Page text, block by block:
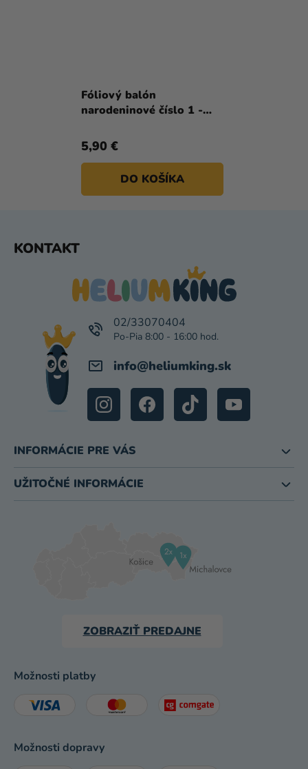
Fóliový balón
narodeninové číslo 1 -
5,90 €
DO KOŠÍKA
KONTAKT
info@heliumking.sk
02/33070404
INFORMÁCIE PRE VÁS
UŽITOČNÉ INFORMÁCIE
ZOBRAZIŤ PREDAJNE
Možnosti platby
Možnosti dopravy